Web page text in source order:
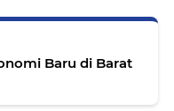
Baru di Barat